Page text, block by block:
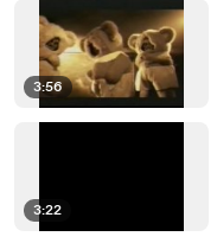
3:56
3:22